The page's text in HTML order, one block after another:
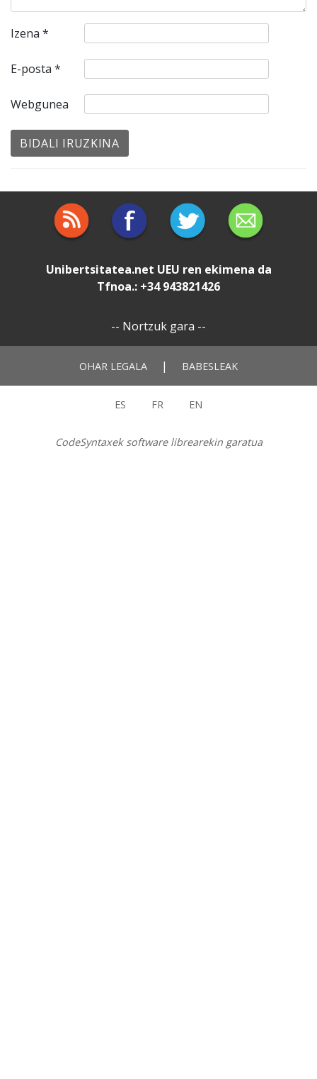
Izena *
E-posta *
Webgunea
Unibertsitatea.net UEU ren ekimena da
Tfnoa.: +34 943821426
-- Nortzuk gara --
OHAR LEGALA | BABESLEAK
ES FR EN
CodeSyntaxek software librearekin garatua